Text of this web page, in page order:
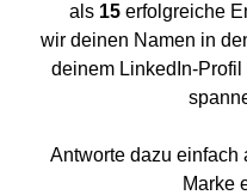
als 15erfolgreiche
wir deinen Namen in
deinem LinkedIn-Profil
Antworte dazu einfach
Marke